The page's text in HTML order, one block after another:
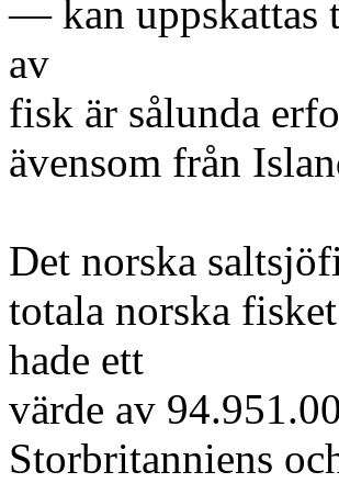
— kan uppskattas
av
fisk är sålunda
ävensom från
Det norska
totala norska
hade ett
värde av
Storbritanniens